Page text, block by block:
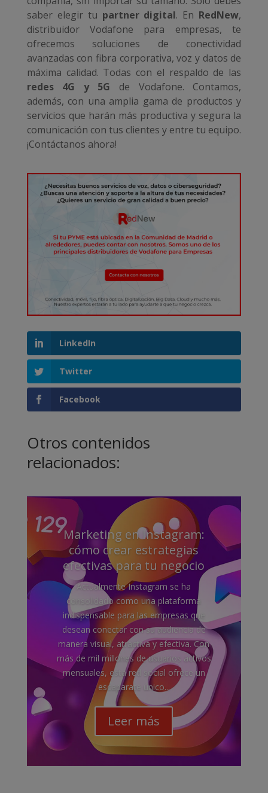
saber elegir tu partner digital. En RedNew,
distribuidor Vodafone para empresas, te
ofrecemos soluciones de conectividad
avanzadas con fibra corporativa, voz y datos de
máxima calidad. Todas con el respaldo de las
redes 4G y 5G de Vodafone. Contamos,
además, con una amplia gama de productos y
servicios que harán más productiva y segura la
comunicación con tus clientes y entre tu equipo.
¡Contáctanos ahora!
LinkedIn
Twitter
Facebook
Otros contenidos
relacionados:
Marketing en Instagram:
cómo crear estrategias
efectivas para tu negocio
Actualmente Instagram se ha
consolidado como una plataforma
indispensable para las empresas que
desean conectar con su audiencia de
manera visual, atractiva y efectiva. Con
más de mil millones de usuarios activos
mensuales, esta red social ofrece un
escaparate único...
Leer más